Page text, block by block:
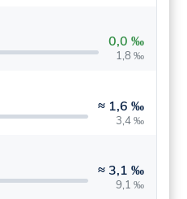
0,0 ‰
1,8 ‰
≈ 1,6 ‰
3,4 ‰
≈ 3,1 ‰
9,1 ‰